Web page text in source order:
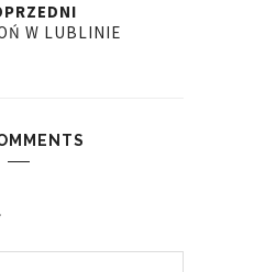
W LUBLINIE